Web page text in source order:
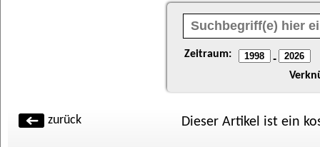
Zeitraum: -
zurück Dieser Artikel ist ein